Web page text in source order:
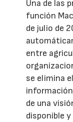
Una de las
función
de julio de
entre
se elimina
de una
disponible